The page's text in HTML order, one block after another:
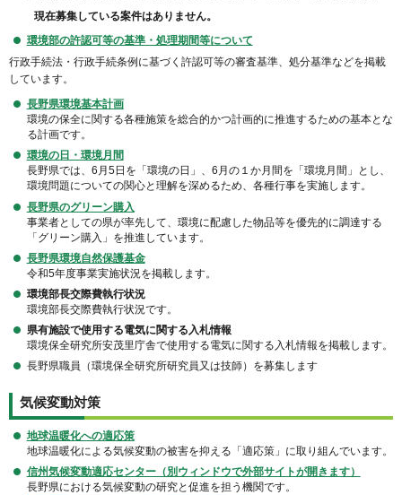
現在募集している案件はありません。
環境部の許認可等の基準・処理期間等について
行政手続法・行政手続条例に基づく許認可等の審査基準、処分基準などを掲載
しています。
長野県環境基本計画
環境の保全に関する各種施策を総合的かつ計画的に推進するための基本とな
る計画です。
環境の日・環境月間
長野県では、6月5日を「環境の日」、6月の１か月間を「環境月間」とし、
環境問題についての関心と理解を深めるため、各種行事を実施します。
長野県のグリーン購入
事業者としての県が率先して、環境に配慮した物品等を優先的に調達する
「グリーン購入」を推進しています。
長野県環境自然保護基金
令和5年度事業実施状況を掲載します。
環境部長交際費執行状況
環境部長交際費執行状況です。
県有施設で使用する電気に関する入札情報
環境保全研究所安茂里庁舎で使用する電気に関する入札情報を掲載します。
長野県職員（環境保全研究所研究員又は技師）を募集します
気候変動対策
地球温暖化への適応策
地球温暖化による気候変動の被害を抑える「適応策」に取り組んでいます。
信州気候変動適応センター（別ウィンドウで外部サイトが開きます）
長野県における気候変動の研究と促進を担う機関です。